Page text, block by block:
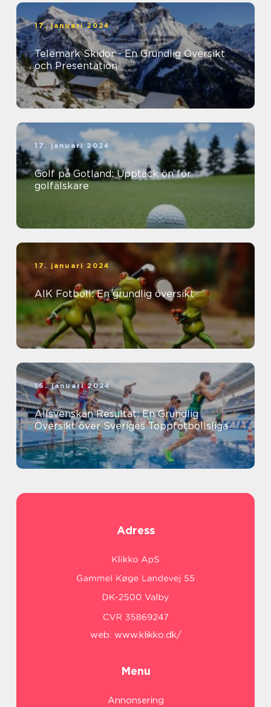
17. januari 2024
Telemark Skidor - En Grundlig Översikt
och Presentation
17. januari 2024
Golf på Gotland: Upptäck ön för
golfälskare
17. januari 2024
AIK Fotboll: En grundlig översikt
16. januari 2024
Allsvenskan Resultat: En Grundlig
Översikt över Sveriges Toppfotbollsliga
Adress
web: www.klikko.dk/
Menu
Annonsering